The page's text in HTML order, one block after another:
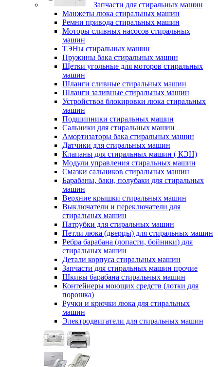
Запчасти для стиральных машин
Манжеты люка стиральных машин
Ремни привода стиральных машин
Моторы сливных насосов стиральных
машин
ТЭНы стиральных машин
Пружины бака стиральных машин
Щетки угольные для моторов стиральных
машин
Шланги сливные стиральных машин
Шланги заливные стиральных машин
Устройствоа блокировки люка стиральных
машин
Подшипники стиральных машин
Сальники для стиральных машин
Амортизаторы бака стиральных машин
Датчики для стиральных машин
Клапаны для стиральных машин ( КЭН)
Модули управления стиральных машин
Смазки сальников стиральных машин
Барабаны, баки, полубаки для стиральных
машин
Верхние крышки стиральных машин
Выключатели и переключатели для
стиральных машин
Патрубки для стиральных машин
Петли люка (дверцы) для стиральных машин
Ребра барабана (лопасти, бойники) для
стиральных машин
Детали корпуса стиральных машин
Запчасти для стиральных машин прочие
Шкивы барабана стиральных машин
Контейнеры моющих средств (лотки для
порошка)
Ручки и крючки люка для стиральных
машин
Электродвигатели для стиральных машин